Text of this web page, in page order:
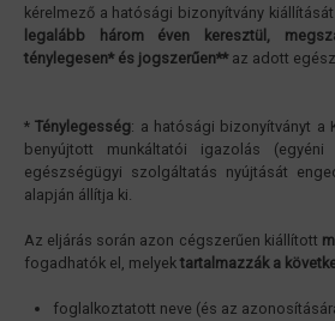
kérelmező a hatósági bizonyítvány kiállítását
legalább három éven keresztül,
ténylegesen* és jogszerűen**az adott
*Ténylegesség: a hatósági bizonyítványt a
benyújtott munkáltatói igazolás
egészségügyi szolgáltatás nyújtását
alapján állítja ki.
Az eljárás során azon cégszerűen kiállított
fogadhatók el, melyek tartalmazzák a
foglalkoztatott neve (és az